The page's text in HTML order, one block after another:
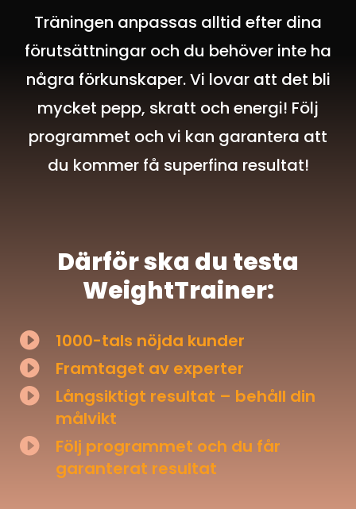
Träningen anpassas alltid efter dina
förutsättningar och du behöver inte ha
några förkunskaper.Vi lovar att det bli
mycket pepp, skratt och energi! Följ
programmet och vi kan garantera att
du kommer få superfina resultat!
Därför ska du testa
WeightTrainer:
 1000-tals nöjda kunder
 Framtaget av experter

Långsiktigt resultat – behåll din
målvikt

Följ programmet och du får
garanterat resultat